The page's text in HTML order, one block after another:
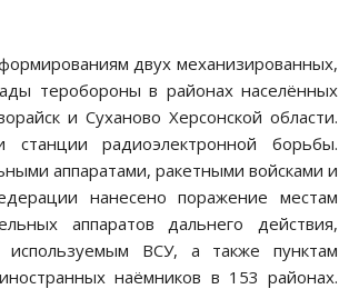
двух механизированных,
теробороны в районах населённых
и Суханово Херсонской области.
радиоэлектронной борьбы.
аппаратами, ракетными войсками и
нанесено поражение местам
аппаратов дальнего действия,
используемым ВСУ, а также пунктам
наёмников в 153 районах.